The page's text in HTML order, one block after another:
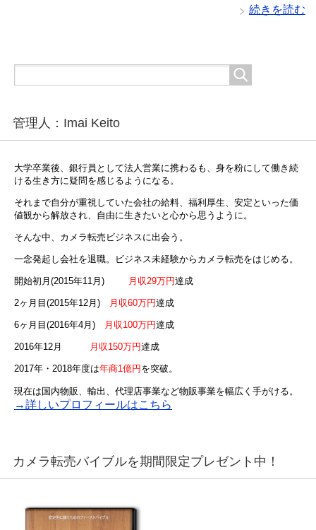
続きを読む
管理人：Imai Keito
大学卒業後、銀行員として法人営業に携わるも、身を粉にして働き続
ける生き方に疑問を感じるようになる。
それまで自分が重視していた会社の給料、福利厚生、安定といった価
値観から解放され、自由に生きたいと心から思うように。
そんな中、カメラ転売ビジネスに出会う。
一念発起し会社を退職。ビジネス未経験からカメラ転売をはじめる。
開始初月(2015年11月) 月収29万円達成
2ヶ月目(2015年12月) 月収60万円達成
6ヶ月目(2016年4月) 月収100万円達成
2016年12月 月収150万円達成
2017年・2018年度は年商1億円 を突破。
現在は国内物販、輸出、代理店事業など物販事業を幅広く手がける。
→詳しいプロフィールはこちら
カメラ転売バイブルを期間限定プレゼント中！